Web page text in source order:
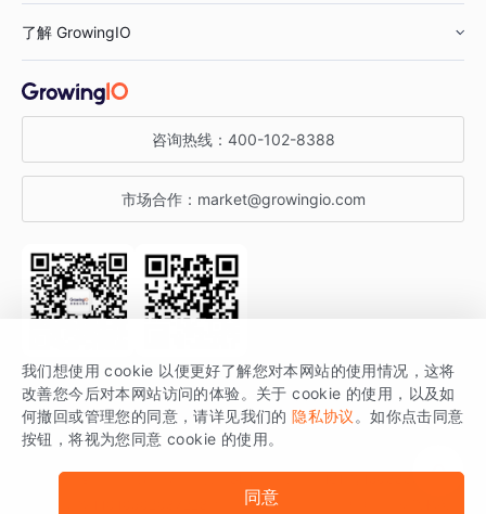
汽车行业
金融行业
智能运营
获客分析
增长公开课
增长博客
开发者文档
SDK 文档
场景指南
了解 GrowingIO
关于 GrowingIO
增长大会
行业活动
咨询热线： 400-102-8388
市场合作： market@growingio.com
关注公众号 获取更多干货
GrowingIO 是专注于数据智能分析与增长的品牌，核心平台为 GrowingIO
分析云。
版权所有 © 北京易数科技有限公司
我们想使用 cookie 以便更好了解您对本网站的使用情况，这将
改善您今后对本网站访问的体验。关于 cookie 的使用，以及如
何撤回或管理您的同意，请详见我们的 隐私协议 。如你点击同意
按钮，将视为您同意 cookie 的使用。
同意